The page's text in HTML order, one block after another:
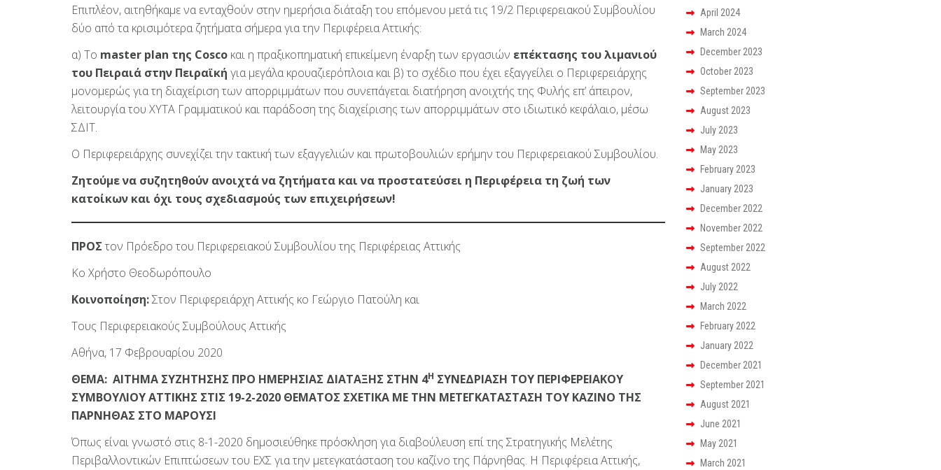
Επιπλέον, αιτηθήκαμε να ενταχθούν στην ημερήσια διάταξη του επόμενου μετά τις 19/2 Περιφερειακού Συμβουλίου
δύο από τα κρισιμότερα ζητήματα σήμερα για την Περιφέρεια Αττικής:
α) Το master plan της Cosco και η πραξικοπηματική επικείμενη έναρξη των εργασιών επέκτασης του λιμανιού
του Πειραιά στην Πειραϊκή για μεγάλα κρουαζιερόπλοια και β) το σχέδιο που έχει εξαγγείλει ο Περιφερειάρχης
μονομερώς για τη διαχείριση των απορριμμάτων που συνεπάγεται διατήρηση ανοιχτής της Φυλής επ’ άπειρον,
λειτουργία του ΧΥΤΑ Γραμματικού και παράδοση της διαχείρισης των απορριμμάτων στο ιδιωτικό κεφάλαιο, μέσω
ΣΔΙΤ.
Ο Περιφερειάρχης συνεχίζει την τακτική των εξαγγελιών και πρωτοβουλιών ερήμην του Περιφερειακού Συμβουλίου.
Ζητούμε να συζητηθούν ανοιχτά να ζητήματα και να προστατεύσει η Περιφέρεια τη ζωή των
κατοίκων και όχι τους σχεδιασμούς των επιχειρήσεων!
ΠΡΟΣ τον Πρόεδρο του Περιφερειακού Συμβουλίου της Περιφέρειας Αττικής
Κο Χρήστο Θεοδωρόπουλο
Κοινοποίηση:Στον Περιφερειάρχη Αττικής κο Γεώργιο Πατούλη και
Τους Περιφερειακούς Συμβούλους Αττικής
Αθήνα, 17 Φεβρουαρίου 2020
ΘΕΜΑ: ΑΙΤΗΜΑ ΣΥΖΗΤΗΣΗΣ ΠΡΟ ΗΜΕΡΗΣΙΑΣ ΔΙΑΤΑΞΗΣ ΣΤΗΝ 4Η ΣΥΝΕΔΡΙΑΣΗ ΤΟΥ ΠΕΡΙΦΕΡΕΙΑΚΟΥ
ΣΥΜΒΟΥΛΙΟΥ ΑΤΤΙΚΗΣ ΣΤΙΣ 19-2-2020 ΘΕΜΑΤΟΣ ΣΧΕΤΙΚΑ ΜΕ ΤΗΝ ΜΕΤΕΓΚΑΤΑΣΤΑΣΗ ΤΟΥ ΚΑΖΙΝΟ ΤΗΣ
ΠΑΡΝΗΘΑΣ ΣΤΟ ΜΑΡΟΥΣΙ
Όπως είναι γνωστό στις 8-1-2020 δημοσιεύθηκε πρόσκληση για διαβούλευση επί της Στρατηγικής Μελέτης
Περιβαλλοντικών Επιπτώσεων του ΕΧΣ για την μετεγκατάσταση του καζίνο της Πάρνηθας. Η Περιφέρεια Αττικής,
April 2024
March 2024
December 2023
October 2023
September 2023
August 2023
July 2023
May 2023
February 2023
January 2023
December 2022
November 2022
September 2022
August 2022
July 2022
March 2022
February 2022
January 2022
December 2021
September 2021
August 2021
June 2021
May 2021
March 2021